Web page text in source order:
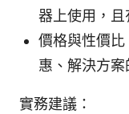
器上使用，且
價格與性價
惠、解決方案
實務建議：